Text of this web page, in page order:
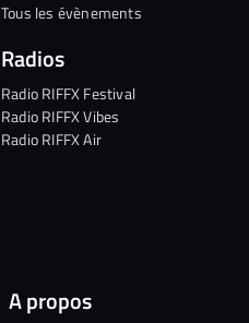
Tous les évènements
Radios
Radio RIFFX Festival
Radio RIFFX Vibes
Radio RIFFX Air
A propos